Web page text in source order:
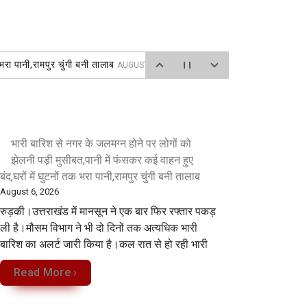
चुंगी बनी तालाब AUGUST 6, 2026
भारी बारिश से नगर के जलमग्न होने पर लोगों को
झेलनी पड़ी मुसीबत,पानी में फंसकर कई वाहन हुए
बंद,घरों में घुटनों तक भरा पानी,रामपुर चुंगी बनी तालाब
August 6, 2026
रुड़की।उत्तराखंड में मानसून ने एक बार फिर रफ्तार पकड़
ली है।मौसम विभाग ने भी दो दिनों तक अत्यधिक भारी
बारिश का अलर्ट जारी किया है।कल रात से हो रही भारी
Read More ›